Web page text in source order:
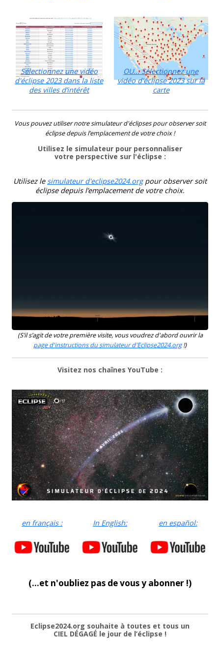
Sélectionnez une vidéo
d'éclipse 2023 dans la liste
des villes d’intérêt
OU... Sélectionnez une
vidéo d'éclipse 2023 sur la
carte
Vous pouvez utiliser notre simulateur d'éclipses pour observer soit
éclipse depuis l’emplacement de votre choix !
Utilisez le simulateur pour personnaliser
votre perspective sur l'éclipse :
Utilisez le simulateur d'eclipse2024.orgpour observer soit
éclipse depuis l’emplacement de votre choix.
(S’il s’agit de votre première visite, vous voudrez d'abord ouvrir la
page d'instructions du simulateur d'Eclipse2024.org!)
Visitez nos chaînes YouTube :
en français : In English: en español:
(...et n'oubliez pas de vous y abonner !)
Eclipse2024.org souhaite à toutes et tous un
CIEL DÉGAGÉ le jour de l’éclipse !